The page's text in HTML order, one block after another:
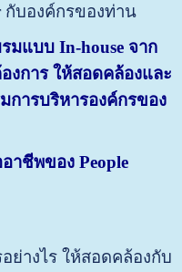
กับองค์กรของท่าน
มแบบ In-house จาก
งการ ให้สอดคล้องและ
การบริหารองค์กรของ
าชีพของ People
ย่างไร ให้สอดคล้องกับ